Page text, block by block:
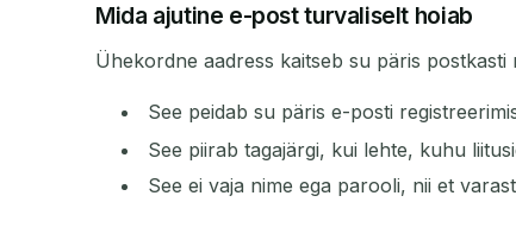
Mida ajutine e-post turvaliselt hoiab
Ühekordne aadress kaitseb su päris postkasti
See peidab su päris e-posti
See piirab tagajärgi, kui lehte, kuhu
See ei vaja nime ega parooli, nii et